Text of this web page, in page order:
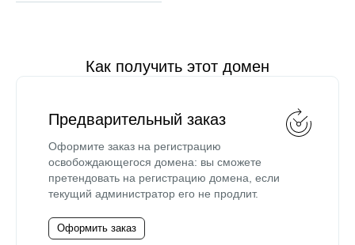
Как получить этот домен
Предварительный заказ
Оформите заказ на регистрацию
освобождающегося домена: вы сможете
претендовать на регистрацию домена, если
текущий администратор его не продлит.
Оформить заказ